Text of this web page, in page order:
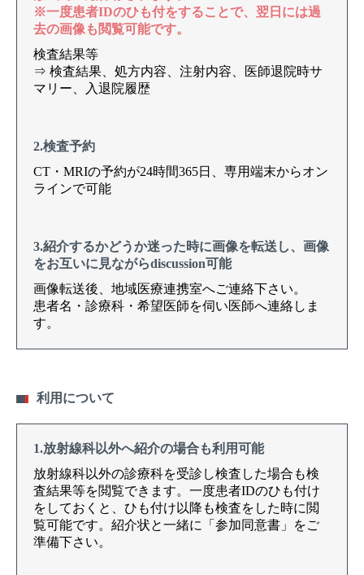
※一度患者IDのひも付をすることで、翌日には過
去の画像も閲覧可能です。
検査結果等
⇒ 検査結果、処方内容、注射内容、医師退院時サ
マリー、入退院履歴
2.検査予約
CT・MRIの予約が24時間365日、専用端末からオン
ラインで可能
3.紹介するかどうか迷った時に画像を転送し、画像
をお互いに見ながらdiscussion可能
画像転送後、地域医療連携室へご連絡下さい。
患者名・診療科・希望医師を伺い医師へ連絡しま
す。
利用について
1.放射線科以外へ紹介の場合も利用可能
放射線科以外の診療科を受診し検査した場合も検
査結果等を閲覧できます。一度患者IDのひも付け
をしておくと、ひも付け以降も検査をした時に閲
覧可能です。紹介状と一緒に「参加同意書」をご
準備下さい。